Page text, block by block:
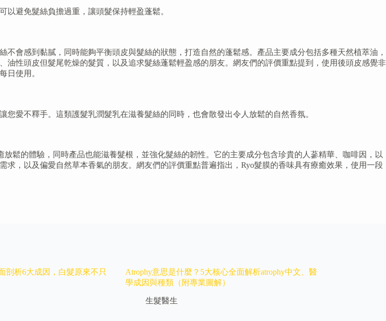
避免髮絲負擔過重，讓頭髮保持輕盈蓬鬆。
會感到黏膩，同時能夠平衡頭皮與髮絲的狀態，打造自然的蓬鬆感。產品主要成分包括多種天然植萃油，
性頭皮但髮尾乾燥的髮質，以及追求髮絲蓬鬆輕盈感的朋友。網友們的評價重點提到，使用後頭皮感覺非
日使用。
愛不釋手。這類護髮乳潤髮乳在滋養髮絲的同時，也會散發出令人放鬆的自然香氛。
鬆的體驗，同時產品也能滋養髮根，並強化髮絲的韌性。它的主要成分包含珍貴的人蔘精華、咖啡因，以
，以及偏愛自然草本香氣的朋友。網友們的評價重點普遍指出，Ryo髮膜的香味具有療癒效果，使用一段
剖析6大成因，白髮原來不只
Atrophy意思是什麼？5大核心全面解析atrophy中文、醫
學成因與種類（附專業圖解）
生髮醫生